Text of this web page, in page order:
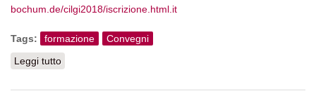
bochum.de/cilgi2018/iscrizione.html.it
Tags: formazione
Convegni
Leggi tutto